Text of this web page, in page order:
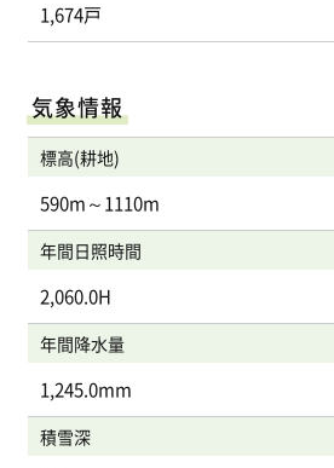
1,674戸
気象情報
標高(耕地)
590m～1110m
年間日照時間
2,060.0H
年間降水量
1,245.0mm
積雪深